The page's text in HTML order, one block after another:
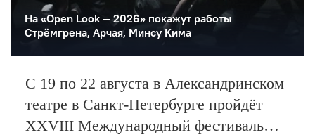
На «Open Look — 2026» покажут работы
Стрёмгрена, Арчая, Минсу Кима
С 19 по 22 августа в Александринском
театре в Санкт-Петербурге пройдёт
XXVIII Международный фестиваль